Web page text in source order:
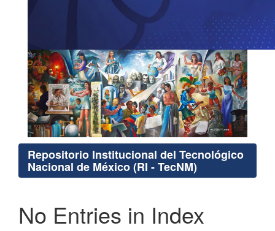
Repositorio Institucional del Tecnológico
Nacional de México (RI - TecNM)
No Entries in Index